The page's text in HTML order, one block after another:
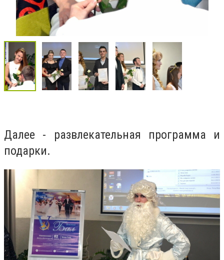
Далее - развлекательная программа и
подарки.